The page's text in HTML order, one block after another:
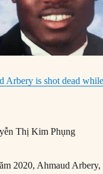
Arbery is shot dead
Thị Kim Phụng
2020, Ahmaud Arbery,